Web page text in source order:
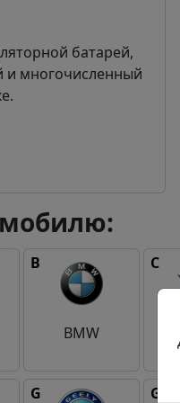
батарей,
и многочисленный
B
BMW
C
G G